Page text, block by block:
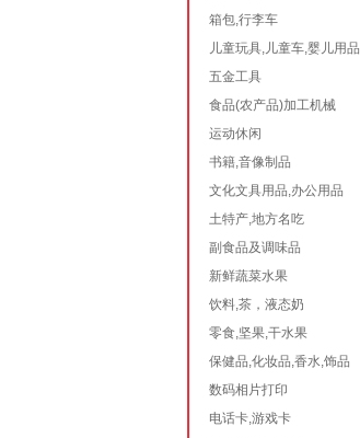
箱包,行李车
儿童玩具,儿童车,婴儿用品
五金工具
食品(农产品)加工机械
运动休闲
书籍,音像制品
文化文具用品,办公用品
土特产,地方名吃
副食品及调味品
新鲜蔬菜水果
饮料,茶，液态奶
零食,坚果,干水果
保健品,化妆品,香水,饰品
数码相片打印
电话卡,游戏卡